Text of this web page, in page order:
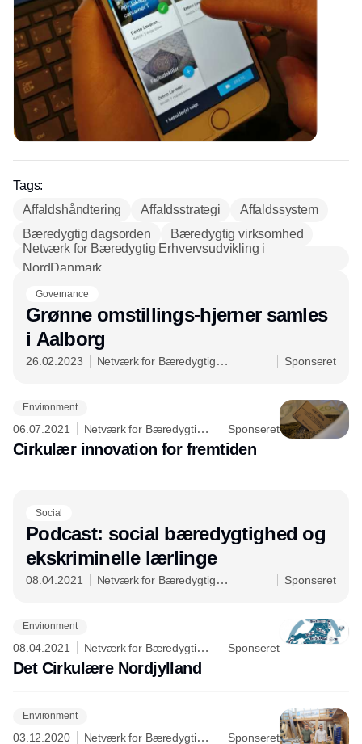
Tags:
Affaldshåndtering
Affaldsstrategi
Affaldssystem
Bæredygtig dagsorden
Bæredygtig virksomhed
Netværk for Bæredygtig Erhvervsudvikling i
NordDanmark
Governance
Grønne omstillings-hjerner samles
i Aalborg
26.02.2023
Netværk for Bæredygtig
Sponseret
Environment
06.07.2021
Netværk for Bæredygtig
Erhvervsudvikling i NordDanmark
Sponseret
Cirkulær innovation for fremtiden
Social
Podcast: social bæredygtighed og
ekskriminelle lærlinge
08.04.2021
Netværk for Bæredygtig
Sponseret
Environment
08.04.2021
Netværk for Bæredygtig
Erhvervsudvikling i NordDanmark
Sponseret
Det Cirkulære Nordjylland
Environment
03.12.2020
Netværk for Bæredygtig
Sponseret